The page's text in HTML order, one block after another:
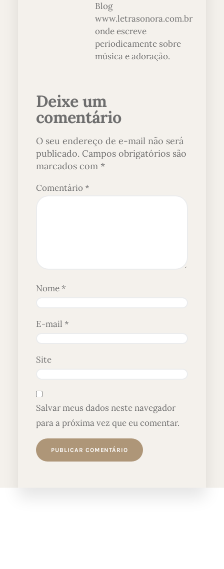
Blog
www.letrasonora.com.br
onde escreve
periodicamente sobre
música e adoração.
Deixe um
comentário
O seu endereço de e-mail não será
publicado. Campos obrigatórios são
marcados com *
Comentário*
Nome*
E-mail *
Site
Salvar meus dados neste navegador
para a próxima vez que eu comentar.